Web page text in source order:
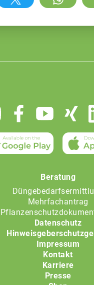
Beratung
Mehrfachantrag
Datenschutz
Impressum
Kontakt
Karriere
Presse